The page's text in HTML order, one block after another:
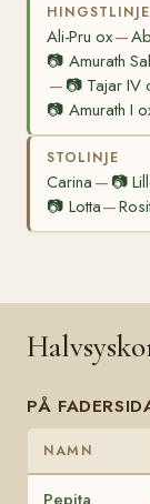
HINGSTLINJE
Ali-Pru ox—
📷 Amurath
— 📷 Tajar IV
📷 Amurath I
STOLINJE
Carina — 📷
📷 Lotta—
PÅ
NAMN
Pepita